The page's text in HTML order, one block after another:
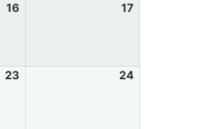
16 17
23 24